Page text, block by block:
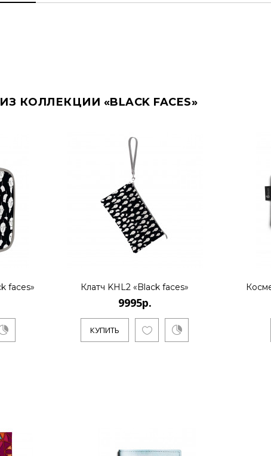
КОЛЛЕКЦИИ «BLACK FACES»
faces» Клатч KHL2 «Black faces»
9995р.
КУПИТЬ